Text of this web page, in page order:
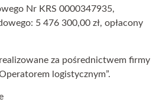
Nr KRS 0000347935,
5 476 300,00 zł, opłacony
za pośrednictwem firmy
logistycznym”.